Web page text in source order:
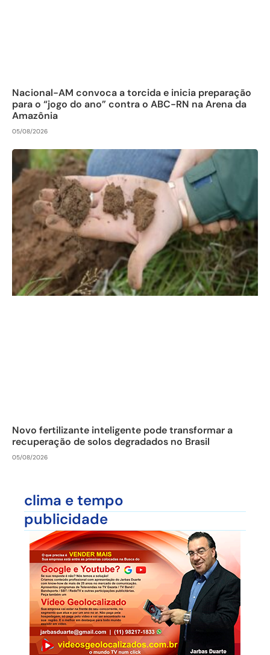
Nacional-AM convoca a torcida e inicia preparação
para o “jogo do ano” contra o ABC-RN na Arena da
Amazônia
05/08/2026
Novo fertilizante inteligente pode transformar a
recuperação de solos degradados no Brasil
05/08/2026
clima e tempo
publicidade